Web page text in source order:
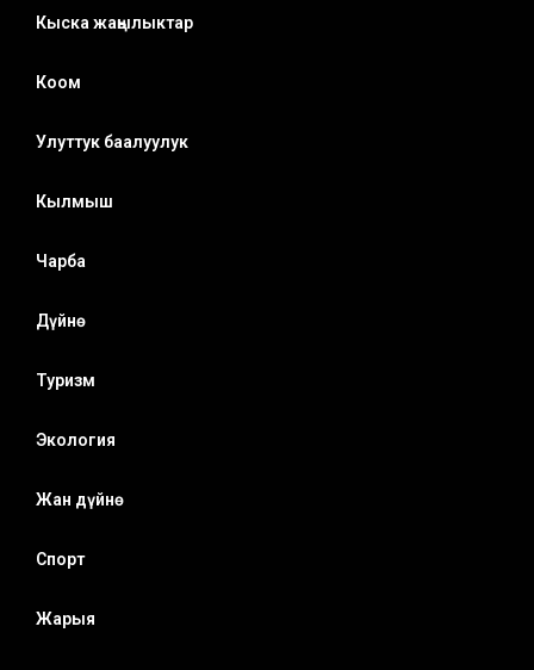
Кыска жаңылыктар
Коом
Улуттук баалуулук
Кылмыш
Чарба
Дүйнө
Туризм
Экология
Жан дүйнө
Спорт
Жарыя